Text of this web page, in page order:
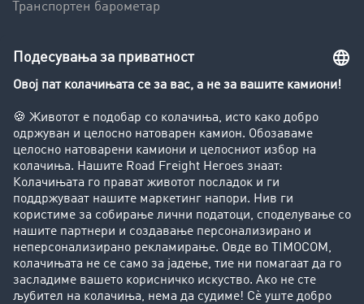
Транспортен барометар
Увид во транспортната берза
Забрани за возење на камиони
Фирма
Преку клиенти до нови клиенти
Успешни приказни
Поддршка